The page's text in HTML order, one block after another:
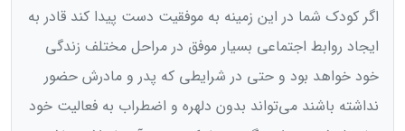
اگر کودک شما در این زمینه به موفقیت دست پیدا کند قادر به
ایجاد روابط اجتماعی بسیار موفق در مراحل مختلف زندگی
خود خواهد بود و حتی در شرایطی که پدر و مادرش حضور
نداشته باشند می‌تواند بدون دلهره و اضطراب به فعالیت خود